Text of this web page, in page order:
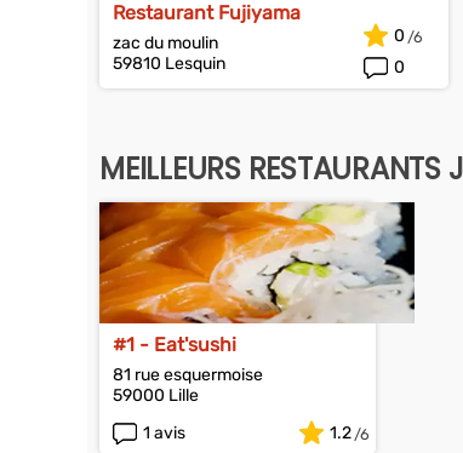
Restaurant Fujiyama
zac du moulin
59810 Lesquin
0
0
MEILLEURS
#1 - Eat'sushi
81 rue esquermoise
59000 Lille
1 avis
1.2